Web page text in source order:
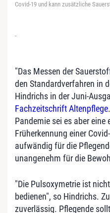
Covid-19 und kann zusätzliche
-
"Das Messen der
den Standardverfahren in
Hindrichs in der Juni-
Fachzeitschrift Altenpflege
Pandemie sei es aber
Früherkennung einer
aufwändig für die
unangenehm für die
"Die Pulsoxymetrie ist
bedienen", so Hindrichs.
zuverlässig. Pflegende